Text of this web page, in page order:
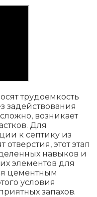
трудоемкость
задействования
возникает
Для
к септику из
этот этап
навыков и
элементов для
цементным
условия
запахов.